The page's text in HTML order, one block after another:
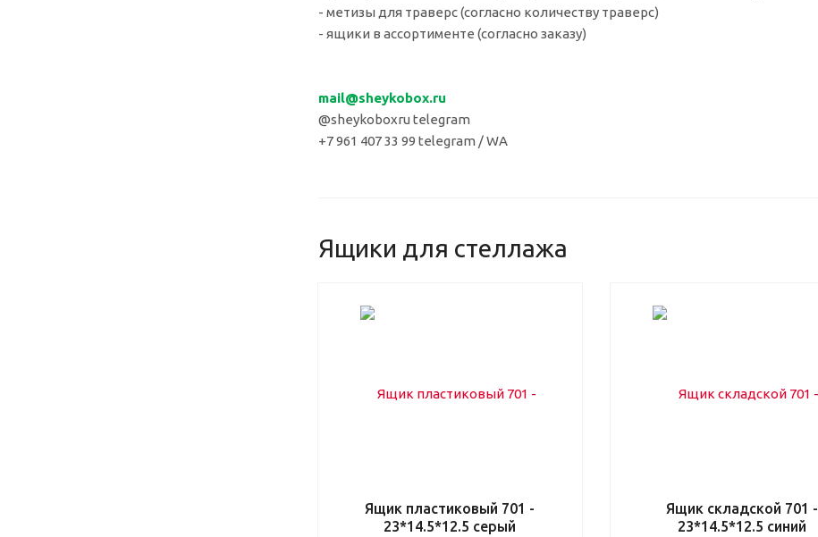
- метизы для траверс (согласно количеству траверс)
- ящики в ассортименте (согласно заказу)
mail@sheykobox.ru
@sheykoboxru telegram
+7 961 407 33 99 telegram / WA
Ящики для стеллажа
Ящик пластиковый 701 -
23*14.5*12.5 серый
Ящик складской 701 -
23*14.5*12.5 синий